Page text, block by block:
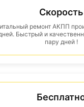
Скорость
ремонт АКПП
Быстрый и
пару дней !